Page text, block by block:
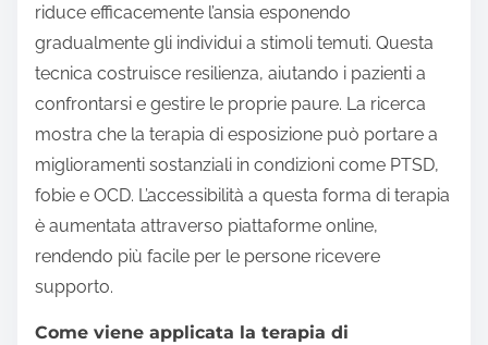
riduce efficacemente l’ansia esponendo
gradualmente gli individui a stimoli temuti. Questa
tecnica costruisce resilienza, aiutando i pazienti a
confrontarsi e gestire le proprie paure. La ricerca
mostra che la terapia di esposizione può portare a
miglioramenti sostanziali in condizioni come PTSD,
fobie e OCD. L’accessibilità a questa forma di terapia
è aumentata attraverso piattaforme online,
rendendo più facile per le persone ricevere
supporto.
Come viene applicata la terapia di